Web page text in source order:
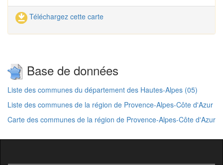
Téléchargez cette carte
Base de données
Liste des communes du département des Hautes-Alpes (05)
Liste des communes de la région de Provence-Alpes-Côte d'Azur
Carte des communes de la région de Provence-Alpes-Côte d'Azur